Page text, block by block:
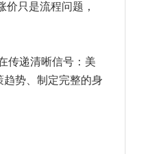
只是流程问题，
传递清晰信号：美
势、制定完整的身